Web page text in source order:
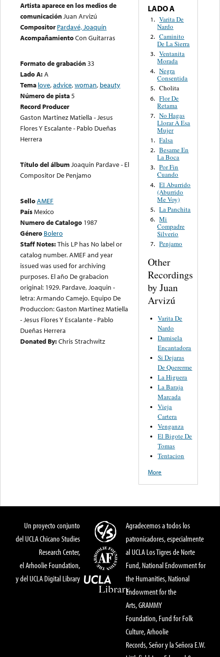
Artista aparece en los medios de
comunicaciónJuan Arvizú
Compositor Pardavé, Joaquín
AcompañamientoCon Guitarras
Formato de grabación33
Lado A:A
Tema love,advice,woman, beauty
Número de pista5
Record Producer
Gaston Martinez Matiella - Jesus
Flores Y Escalante - Pablo Dueñas
Herrera
Título del álbumJoaquin Pardave - El
Compositor De Penjamo
SelloAMEF
PaísMexico
Numero de Catalogo 1987
Género Bolero
Staff Notes:This LP has No label or
catalog number. AMEF and year
issued was used for archiving
purposes. El año De grabacion
original: 1929. Pardave, Joaquin -
letra: Armando Camejo. Equipo De
Produccion: Gaston Martinez Matiella
- Jesus Flores Y Escalante - Pablo
Dueñas Herrera
Donated By:Chris Strachwitz
LADO A
1. Varita De
Nardo
2. Caminito
De La Sierra
3. Ventanita
Morada
4. Negra
Consentida
5. Cholita
6. Flor De
Retama
7. No Hagas
Llorar A Esa
Mujer
1. Falsa
2. Besame En
La Boca
3. Por Fin
Cuando
4. El Aburrido
(Aburrido
Me Voy)
5. La Panchita
6. Mi
Compadre
Silverio
7. Penjamo
Other
Recordings
by Juan
Arvizú
Varita De
Nardo
Damisela
Encantadora
Si Dejaras
De Quererme
La Higuera
La Baraja
Marcada
Vieja
Cartera
Venganza
El Bigote De
Tomas
Tentacion
More
Un proyecto conjunto
del UCLA Chicano Studies
Research Center,
el Arhoolie Foundation,
y del UCLA Digital Library
Agradecemos a todos los
patronicadores, especialmente
al UCLA Los Tigres de Norte
Fund, National Endowment for
the Humanities, National
Endowment for the
Arts, GRAMMY
Foundation, Fund for Folk
Culture, Arhoolie
Records, Señor y la Señora E.W.